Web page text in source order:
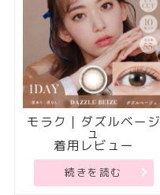
モラク｜ダズルベージ
ュ
着用レビュー
続きを読む